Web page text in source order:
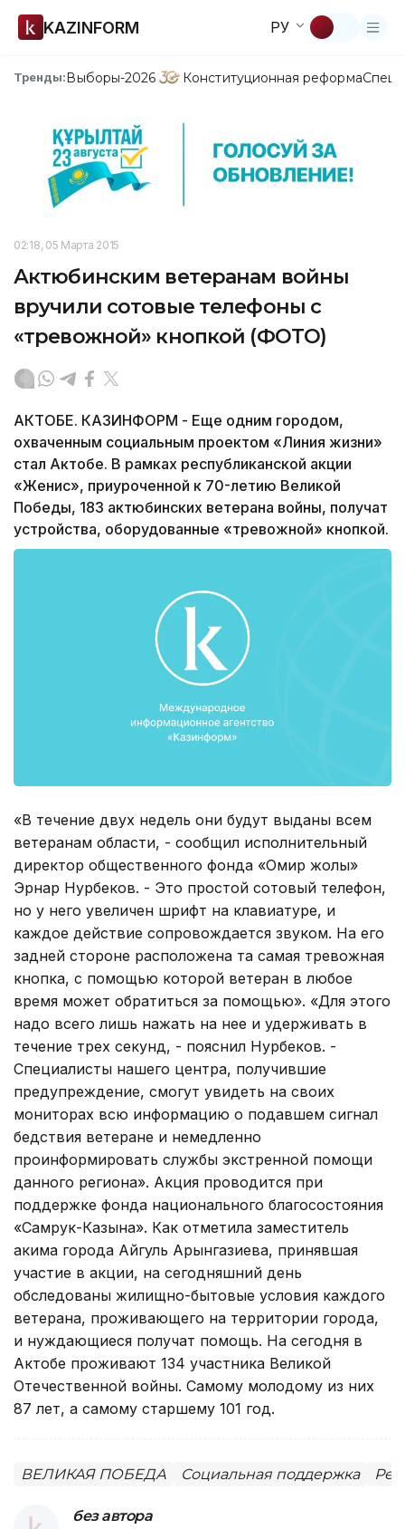
KAZINFORM РУ
Тренды:Выборы-2026 Конституционная реформа
02:18, 05 Марта 2015
Актюбинским ветеранам войны
вручили сотовые телефоны с
«тревожной» кнопкой (ФОТО)
АКТОБЕ. КАЗИНФОРМ - Еще одним городом,
охваченным социальным проектом «Линия жизни»
стал Актобе. В рамках республиканской акции
«Женис», приуроченной к 70-летию Великой
Победы, 183 актюбинских ветерана войны, получат
устройства, оборудованные «тревожной» кнопкой.
«В течение двух недель они будут выданы всем
ветеранам области, - сообщил исполнительный
директор общественного фонда «Омир жолы»
Эрнар Нурбеков. - Это простой сотовый телефон,
но у него увеличен шрифт на клавиатуре, и
каждое действие сопровождается звуком. На его
задней стороне расположена та самая тревожная
кнопка, с помощью которой ветеран в любое
время может обратиться за помощью». «Для этого
надо всего лишь нажать на нее и удерживать в
течение трех секунд, - пояснил Нурбеков. -
Специалисты нашего центра, получившие
предупреждение, смогут увидеть на своих
мониторах всю информацию о подавшем сигнал
бедствия ветеране и немедленно
проинформировать службы экстренной помощи
данного региона». Акция проводится при
поддержке фонда национального благосостояния
«Самрук-Казына». Как отметила заместитель
акима города Айгуль Арынгазиева, принявшая
участие в акции, на сегодняшний день
обследованы жилищно-бытовые условия каждого
ветерана, проживающего на территории города,
и нуждающиеся получат помощь. На сегодня в
Актобе проживают 134 участника Великой
Отечественной войны. Самому молодому из них
87 лет, а самому старшему 101 год.
ВЕЛИКАЯ ПОБЕДА Социальная поддержка
без автора